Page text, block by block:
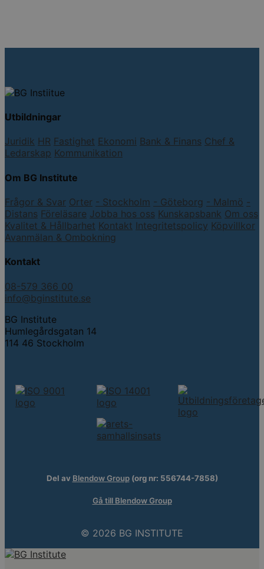
Utbildningar
Juridik HR Fastighet Ekonomi Bank & Finans Chef &
Ledarskap Kommunikation
Om BG Institute
Frågor & Svar Orter - Stockholm - Göteborg - Malmö -
Distans Föreläsare Jobba hos oss Kunskapsbank Om oss
Kvalitet & Hållbarhet Kontakt Integritetspolicy Köpvillkor
Avanmälan & Ombokning
Kontakt
08-579 366 00
info@bginstitute.se
BG Institute
Humlegårdsgatan 14
114 46 Stockholm
Del av Blendow Group(org nr: 556744-7858)
Gå till Blendow Group
© 2026 BG INSTITUTE